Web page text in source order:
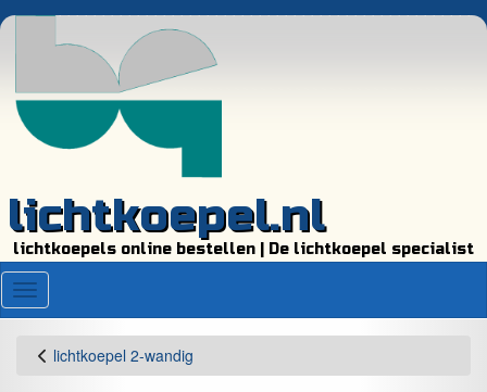
lichtkoepel.nl
lichtkoepels online bestellen | De lichtkoepel specialist
Menu
lichtkoepel 2-wandig